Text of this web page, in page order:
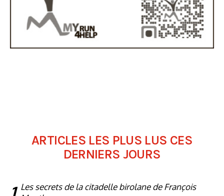
ARTICLES LES PLUS LUS CES
DERNIERS JOURS
Les secrets de la citadelle birolane de François